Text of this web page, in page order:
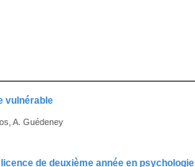
vulnérable
A. Guédeney
de deuxième année en psychologie